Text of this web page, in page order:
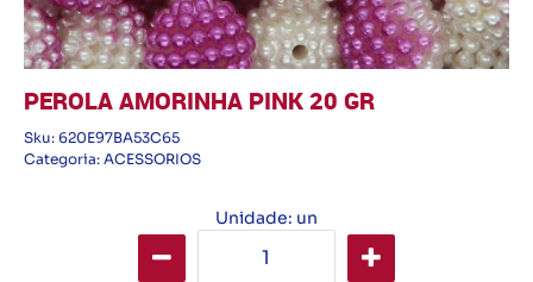
PEROLA AMORINHA PINK 20 GR
Sku: 620E97BA53C65
Categoria: ACESSORIOS
Unidade: un